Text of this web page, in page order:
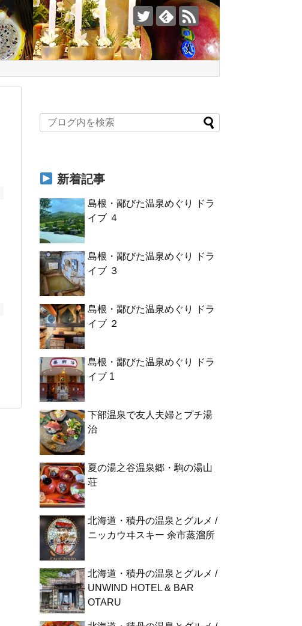
新着記事
島根・鄙びた温泉めぐり ドラ
イブ ４
島根・鄙びた温泉めぐり ドラ
イブ ３
島根・鄙びた温泉めぐり ドラ
イブ ２
島根・鄙びた温泉めぐり ドラ
イブ 1
下部温泉で友人夫婦とプチ湯
治
夏の湯之谷温泉郷・駒の湯山
荘
北海道・積丹の温泉とグルメ /
ニッカウヰスキー 余市蒸溜所
北海道・積丹の温泉とグルメ /
UNWIND HOTEL & BAR
OTARU